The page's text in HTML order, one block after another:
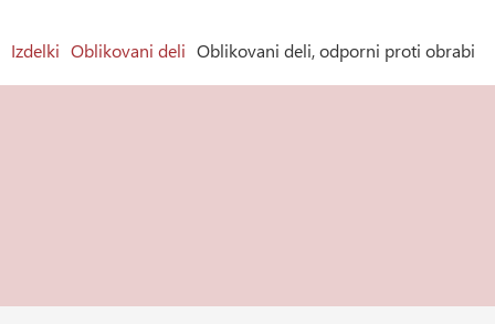
Izdelki Oblikovani deli Oblikovani deli, odporni proti obrabi